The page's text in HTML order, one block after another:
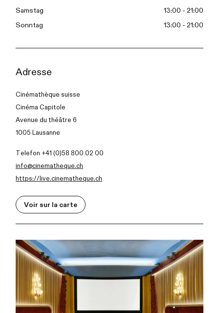
Samstag 13:00 - 21:00
Sonntag 13:00 - 21:00
Adresse
Cinémathèque suisse
Cinéma Capitole
Avenue du théâtre 6
1005 Lausanne
Telefon +41 (0)58 800 02 00
info@cinematheque.ch
https://live.cinematheque.ch
Voir sur la carte